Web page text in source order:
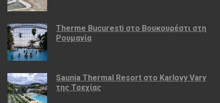
Therme Bucuresti στο Βουκουρέστι στη
Ρουμανία
Saunia Thermal Resort στο Karlovy Vary
της Τσεχίας